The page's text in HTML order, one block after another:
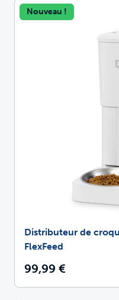
Nouveau !
Distributeur de
FlexFeed
99,99 €